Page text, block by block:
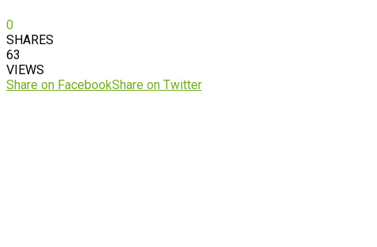
0
SHARES
63
VIEWS
Share on FacebookShare on Twitter